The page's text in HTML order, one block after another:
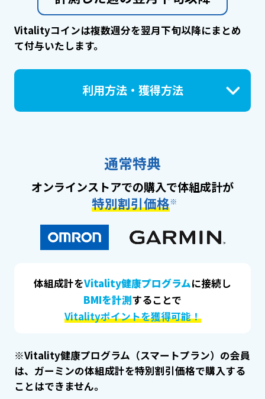
Vitalityコインは複数週分を翌月下旬以降にまとめ
て付与いたします。
利用方法・獲得方法
通常特典
オンラインストアでの購入で体組成計が
特別割引価格※
体組成計をVitality健康プログラムに接続し
BMIを計測することで
Vitalityポイントを獲得可能！
※Vitality健康プログラム（スマートプラン）の会員
は、ガーミンの体組成計を特別割引価格で購入する
ことはできません。